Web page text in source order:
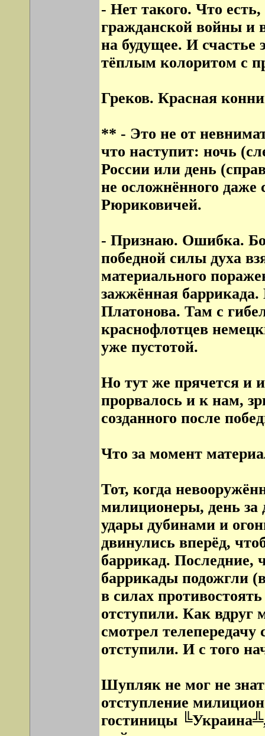
- Нет такого. Что
гражданской войны и
на будущее. И
тёплым колоритом с
Греков. Красная
** - Это не от
что наступит: ночь
России или день
не осложнённого даже
Рюриковичей.
- Признаю. Ошибка.
победной силы духа
материального
зажжённая
Платонова. Там с
краснофлотцев
уже пустотой.
Но тут же прячется и
прорвалось и к нам,
созданного после
Что за момент
Тот, когда
милиционеры, день за
удары дубинами и
двинулись вперёд,
баррикад. Последние,
баррикады подожгли
в силах
отступили. Как
смотрел
отступили. И с того
Шупляк не мог не
отступление
гостиницы